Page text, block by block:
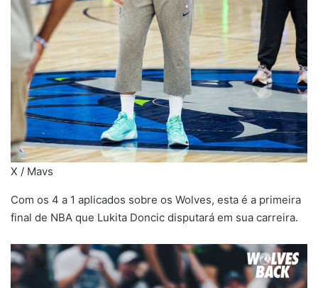
X / Mavs
Com os 4 a 1 aplicados sobre os Wolves, esta é a primeira
final de NBA que Lukita Doncic disputará em sua carreira.